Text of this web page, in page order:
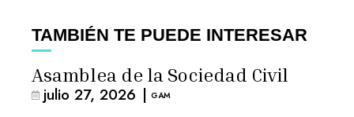
TAMBIÉN TE PUEDE INTERESAR
Asamblea de la Sociedad Civil
julio 27, 2026 | GAM